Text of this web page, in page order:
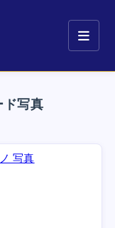
ド写真